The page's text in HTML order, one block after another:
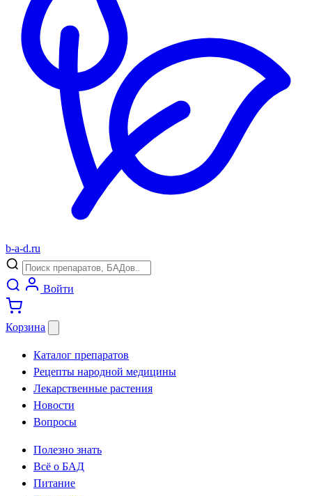
b-a-d.ru
Войти
Корзина
Каталог препаратов
Рецепты народной медицины
Лекарственные растения
Новости
Вопросы
Полезно знать
Всё о БАД
Питание